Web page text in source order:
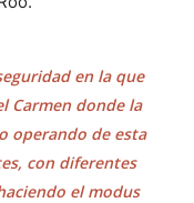
en la que
Carmen donde la
operando de esta
con diferentes
el modus